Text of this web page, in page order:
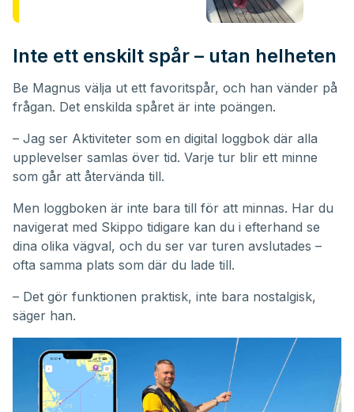
Inte ett enskilt spår – utan helheten
Be Magnus välja ut ett favoritspår, och han vänder på
frågan. Det enskilda spåret är inte poängen.
– Jag ser Aktiviteter som en digital loggbok där alla
upplevelser samlas över tid. Varje tur blir ett minne
som går att återvända till.
Men loggboken är inte bara till för att minnas. Har du
navigerat med Skippo tidigare kan du i efterhand se
dina olika vägval, och du ser var turen avslutades –
ofta samma plats som där du lade till.
– Det gör funktionen praktisk, inte bara nostalgisk,
säger han.